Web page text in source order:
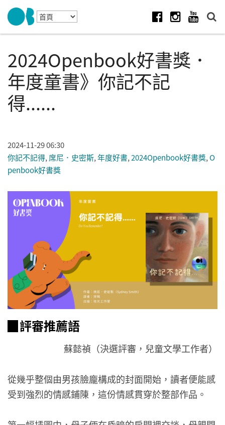
Skip to navigation
移至主內容
2024Openbook好書獎．
年度童書》你記不記
得......
2024-11-29 06:30
你記不記得, 席尼．史密斯,年度好書,2024Openbook好書獎,O
penbook好書獎
▉評審推薦語
蘇懿禎（決選評審，兒童文學工作者）
從幾乎整個由男孩臉龐構成的封面開始，讀者便能感
受到強烈的情感鋪陳，這份情感貫穿於整部作品。